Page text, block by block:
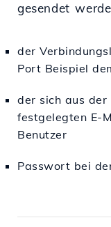
gesendet
der
Port Beispiel
der sich aus
festgelegten E-
Benutzer
Passwort bei